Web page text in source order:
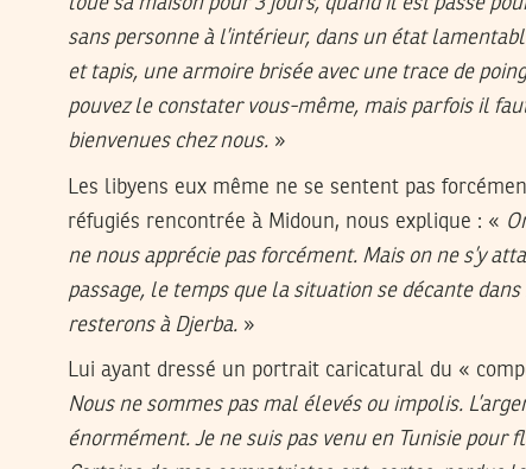
sans personne à l’intérieur, dans un état
et tapis, une armoire brisée avec une trace de
pouvez le constater vous-même, mais parfois il
bienvenues chez nous. »
Les libyens eux même ne se sentent pas
réfugiés rencontrée à Midoun, nous explique : «
ne nous apprécie pas forcément. Mais on ne s’y
passage, le temps que la situation se décante
resterons à Djerba. »
Lui ayant dressé un portrait caricatural du «
Nous ne sommes pas mal élevés ou impolis.
énormément. Je ne suis pas venu en Tunisie